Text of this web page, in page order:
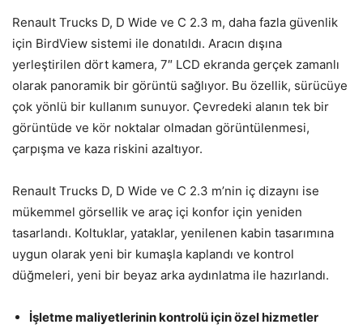
Renault Trucks D, D Wide ve C 2.3 m, daha fazla güvenlik
için BirdView sistemi ile donatıldı. Aracın dışına
yerleştirilen dört kamera, 7″ LCD ekranda gerçek zamanlı
olarak panoramik bir görüntü sağlıyor. Bu özellik, sürücüye
çok yönlü bir kullanım sunuyor. Çevredeki alanın tek bir
görüntüde ve kör noktalar olmadan görüntülenmesi,
çarpışma ve kaza riskini azaltıyor.
Renault Trucks D, D Wide ve C 2.3 m’nin iç dizaynı ise
mükemmel görsellik ve araç içi konfor için yeniden
tasarlandı. Koltuklar, yataklar, yenilenen kabin tasarımına
uygun olarak yeni bir kumaşla kaplandı ve kontrol
düğmeleri, yeni bir beyaz arka aydınlatma ile hazırlandı.
İşletme maliyetlerinin kontrolü için özel hizmetler